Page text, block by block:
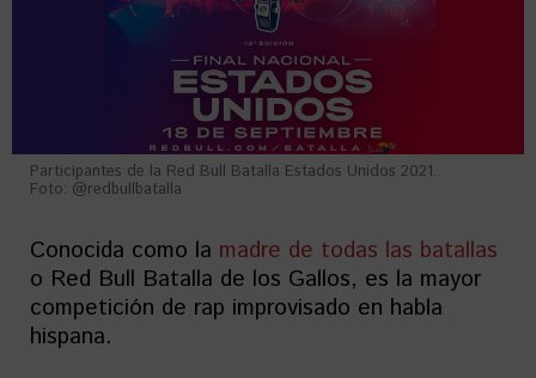
Participantes de la Red Bull Batalla Estados Unidos 2021.
Foto: @redbullbatalla
Conocida como la madre de todas las batallas
o Red Bull Batalla de los Gallos, es la mayor
competición de rap improvisado en habla
hispana.